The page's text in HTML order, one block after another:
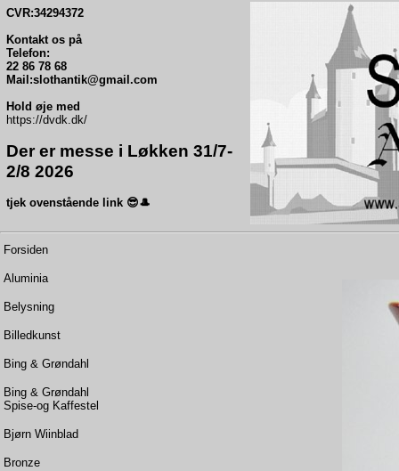
CVR:34294372
Kontakt os på
Telefon:
22 86 78 68
Mail:slothantik@gmail.com
Hold øje med
https://dvdk.dk/
Der er messe i Løkken 31/7-
2/8 2026
tjek ovenstående link 😎🎩
Forsiden
Aluminia
Belysning
Billedkunst
Bing & Grøndahl
Bing & Grøndahl
Spise-og Kaffestel
Bjørn Wiinblad
Bronze